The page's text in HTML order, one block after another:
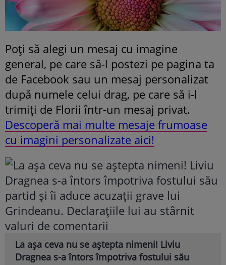
Poți să alegi un mesaj cu imagine
general, pe care să-l postezi pe pagina ta
de Facebook sau un mesaj personalizat
după numele celui drag, pe care să i-l
trimiți de Florii într-un mesaj privat.
Descoperă mai multe mesaje frumoase
cu imagini personalizate aici!
La așa ceva nu se aștepta nimeni! Liviu
Dragnea s-a întors împotriva fostului său